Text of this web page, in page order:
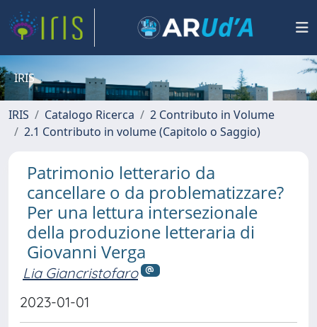
IRIS
IRIS Catalogo Ricerca
2 Contributo in Volume
2.1 Contributo in volume (Capitolo o Saggio)
Patrimonio letterario da
cancellare o da problematizzare?
Per una lettura intersezionale
della produzione letteraria di
Giovanni Verga
Lia Giancristofaro
2023-01-01